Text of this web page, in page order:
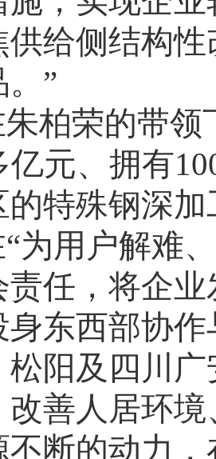
供给侧结构
。”
柏荣的带领
亿元、拥有
的特殊钢深
“为用户解难
责任，将企
身东西部协
松阳及四川
改善人居环
不断的动力